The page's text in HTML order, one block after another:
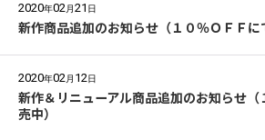
2020年02月21 日
新作商品追加のお知らせ（１０％ＯＦＦに
2020年02月 12日
新作＆リニューアル商品追加のお知らせ（
売中）